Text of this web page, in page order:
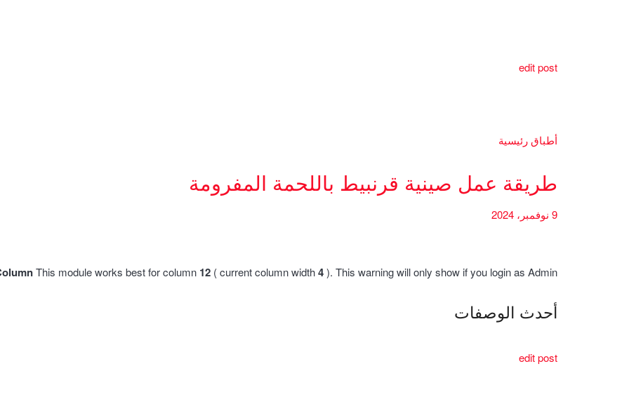
edit post
أطباق رئيسية
طريقة عمل صينية قرنبيط باللحمة المفرومة
9 نوفمبر، 2024
This module works best for column 12 ( current column width4). This warning will only show if you login as Admin.
أحدث الوصفات
edit post